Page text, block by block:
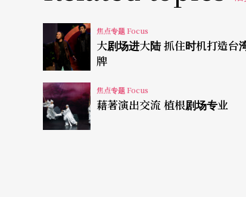
零开始，内地观众在观赏上所给予的直接
些长年被补助政策所惯坏的创作者，「什
台湾中生代与新生代的创作者处境其实相
有限的状况之下，根本很难有大剧场演出
大剧团本身根本也未有完善的接班计划安
通成本（想想去北京跟去亚维侬的机票成
焦点专题 Focus
大剧场进大陆 抓住时机打造台
牌
焦点专题 Focus
藉著演出交流 植根剧场专业